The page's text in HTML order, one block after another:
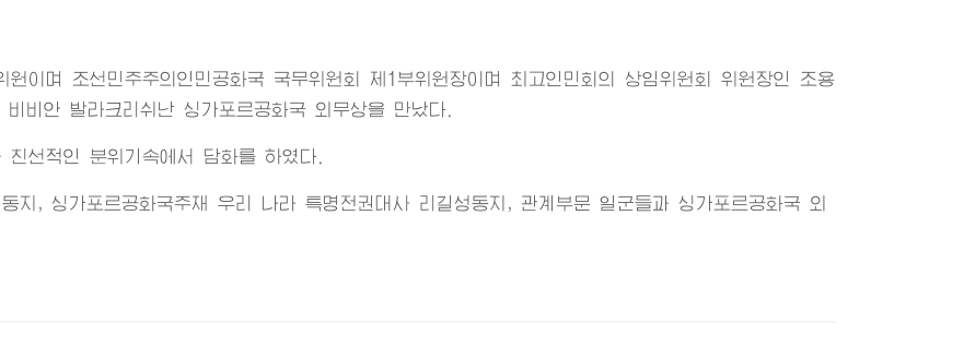
이며 조선민주주의인민공화국 국무위원회 제1부위원장이며 최고인민회의 상임위원회 위원장인 조용
비안 발라크리쉬난 싱가포르공화국 외무상을 만났다.
선적인 분위기속에서 담화를 하였다.
지, 싱가포르공화국주재 우리 나라 특명전권대사 리길성동지, 관계부문 일군들과 싱가포르공화국 외